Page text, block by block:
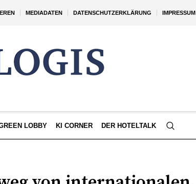
MEDIADATEN DATENSCHUTZERKLÄRUNG IMPRESSUM
LOBBY KI CORNER DER HOTELTALK